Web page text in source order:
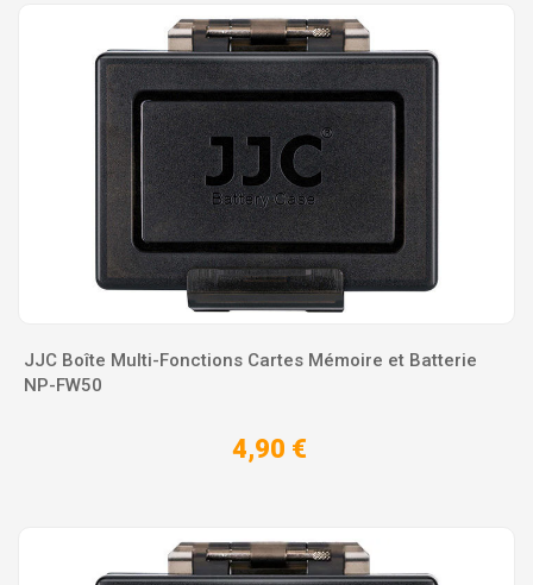
JJC Boîte Multi-Fonctions Cartes Mémoire et Batterie
NP-FW50
4,90 €